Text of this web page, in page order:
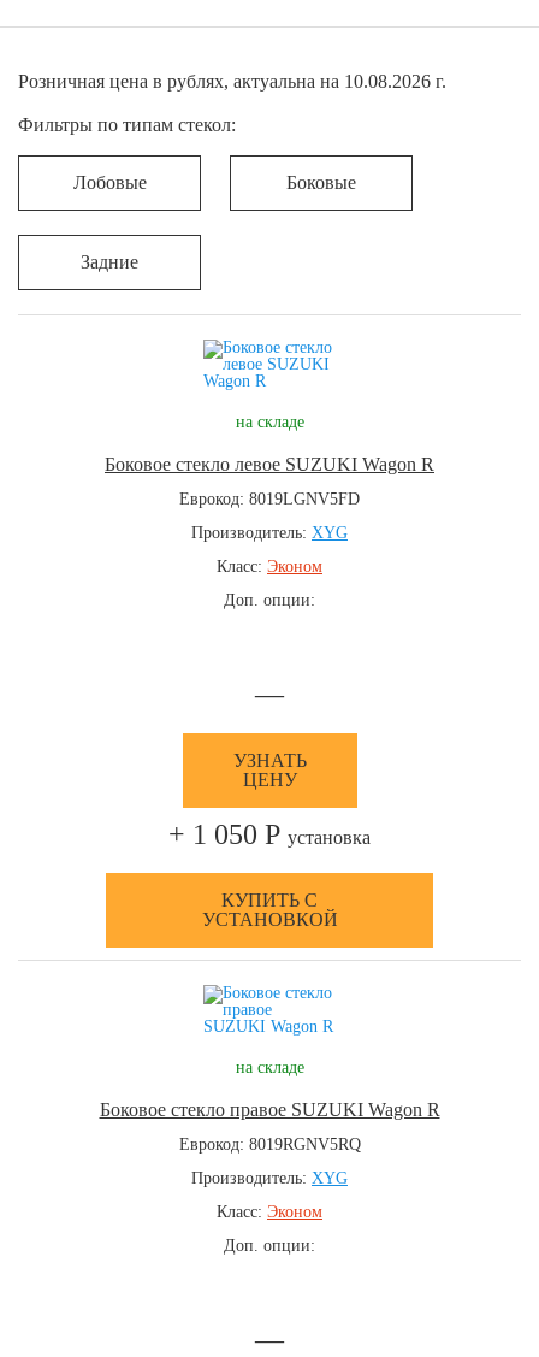
Розничная цена в рублях, актуальна на 10.08.2026 г.
Фильтры по типам стекол:
Лобовые Боковые
Задние
на складе
Боковое стекло левое SUZUKI Wagon R
Еврокод: 8019LGNV5FD
Производитель: XYG
Класс: Эконом
Доп. опции:
—
УЗНАТЬ
ЦЕНУ
+ 1 050 Р установка
КУПИТЬ С
УСТАНОВКОЙ
на складе
Боковое стекло правое SUZUKI Wagon R
Еврокод: 8019RGNV5RQ
Производитель: XYG
Класс: Эконом
Доп. опции:
—